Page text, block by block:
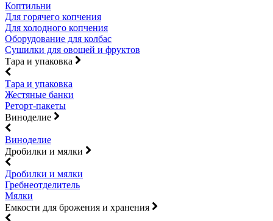
Коптильни
Для горячего копчения
Для холодного копчения
Оборудование для колбас
Сушилки для овощей и фруктов
Тара и упаковка
Тара и упаковка
Жестяные банки
Реторт-пакеты
Виноделие
Виноделие
Дробилки и мялки
Дробилки и мялки
Гребнеотделитель
Мялки
Емкости для брожения и хранения